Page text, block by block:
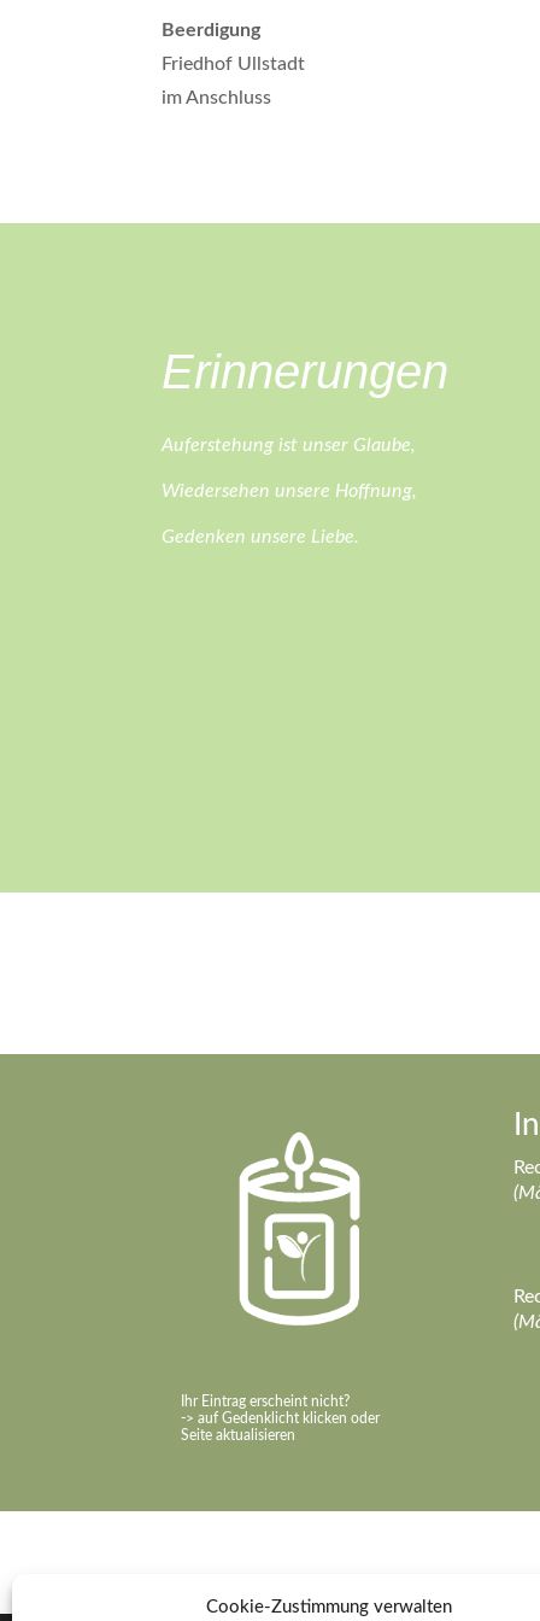
Cookie-Zustimmung verwalten
Beerdigung
Friedhof Ullstadt
im Anschluss
Erinnerungen
Auferstehung ist unser Glaube,
Wiedersehen unsere Hoffnung,
Gedenken unsere Liebe.
Ihr Eintrag erscheint nicht?
-> auf Gedenklicht klicken oder
Seite aktualisieren